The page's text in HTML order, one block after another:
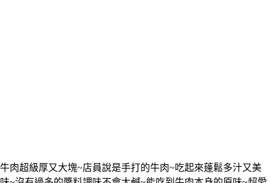
牛肉超級厚又大塊~店員說是手打的牛肉~吃起來蓬鬆多汁又美